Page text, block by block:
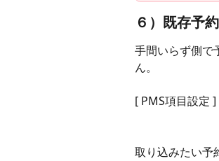
６）既存予
手間いらず側で
ん。
[ PMS項目設定
取り込みたい予